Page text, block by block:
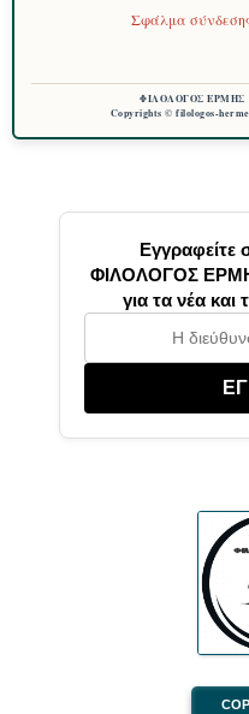
Σφάλμα
ΦΙΛΟΛΟΓΟΣ ΕΡΜΗΣ
Copyrights © filologos-
Εγγραφείτε
ΦΙΛΟΛΟΓΟΣ
για τα νέα και